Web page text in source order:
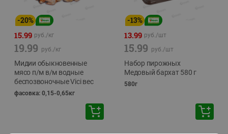
-20%
15.99 руб./кг
19.99 руб./кг
Мидии обыкновенные
мясо п/м в/м водные
беспозвоночные Vici вес
фасовка: 0,15-0,65кг
-13%
13.99 руб./шт
15.99 руб./шт
Набор пирожных
Медовый бархат 580 г
580г